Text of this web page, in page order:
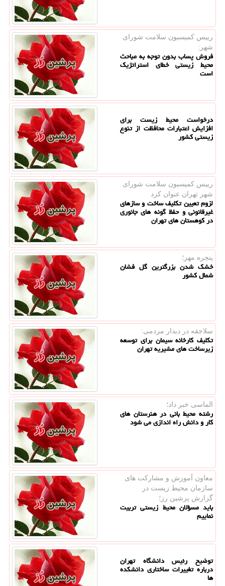
رییس كمیسیون سلامت شورای
شهر:
فروش پساب بدون توجه به مباحث
محیط زیستی خطای استراتژیک
است
درخواست محیط زیست برای
افزایش اعتبارات محافظت از تنوع
زیستی کشور
رییس كمیسیون سلامت شورای
شهر تهران عنوان كرد
لزوم تعیین تکلیف ساخت و سازهای
غیرقانونی و حفظ گونه های جانوری
در کوهستان های تهران
پنجره مهر؛
خشک شدن بزرگترین گل فشان
شمال کشور
سلاجقه در دیدار مردمی:
تکلیف کارخانه سیمان برای توسعه
زیرساخت های مشیریه تهران
الماسی خبر داد؛
رشته محیط بانی در هنرستان های
کار و دانش راه اندازی می شود
معاون آموزش و مشاركت های
سازمان محیط زیست در
گزارش پرشین رز؛
باید مسؤلان محیط زیستی تربیت
نماییم
توضیح رئیس دانشگاه تهران
درباره تغییرات ساختاری دانشکده
ها